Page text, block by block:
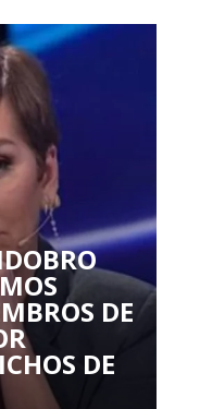
DE
DE